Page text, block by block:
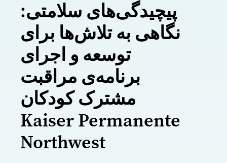
پیچیدگی‌های سلامتی:
نگاهی به تلاش‌ها برای
توسعه و اجرای
برنامه‌ی مراقبت
مشترک کودکان
Kaiser Permanente
Northwest